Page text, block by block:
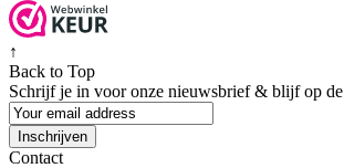
↑
Back to Top
Schrijf je in voor onze nieuwsbrief & blijf op de
Inschrijven
Contact